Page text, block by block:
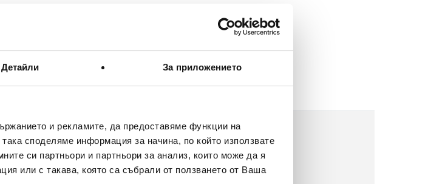
Детайли За приложението
и рекламите, да предоставяме функции на
споделяме информация за начина, по който използвате
си партньори и партньори за анализ, които може да я
или с такава, която са събрали от ползването от Ваша
30 ДНИ БЕЗПЛАТНО ВРЪЩАНЕ